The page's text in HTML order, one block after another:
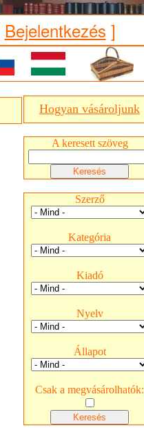
Bejelentkezés ]
Hogyan vásároljunk
A keresett szöveg
Szerző
Kategória
Kiadó
Nyelv
Állapot
Csak a megvásárolhatók: